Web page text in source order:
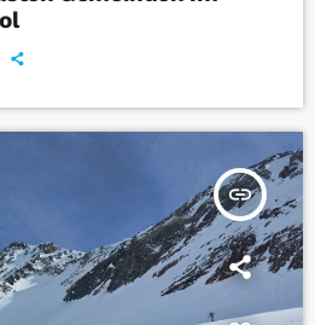
insert_link